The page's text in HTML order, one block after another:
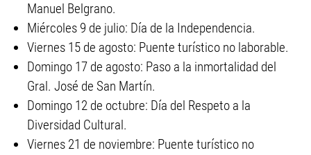
Manuel Belgrano.
Miércoles 9 de julio: Día de la Independencia.
Viernes 15 de agosto: Puente turístico no laborable.
Domingo 17 de agosto: Paso a la inmortalidad del
Gral. José de San Martín.
Domingo 12 de octubre: Día del Respeto a la
Diversidad Cultural.
Viernes 21 de noviembre: Puente turístico no